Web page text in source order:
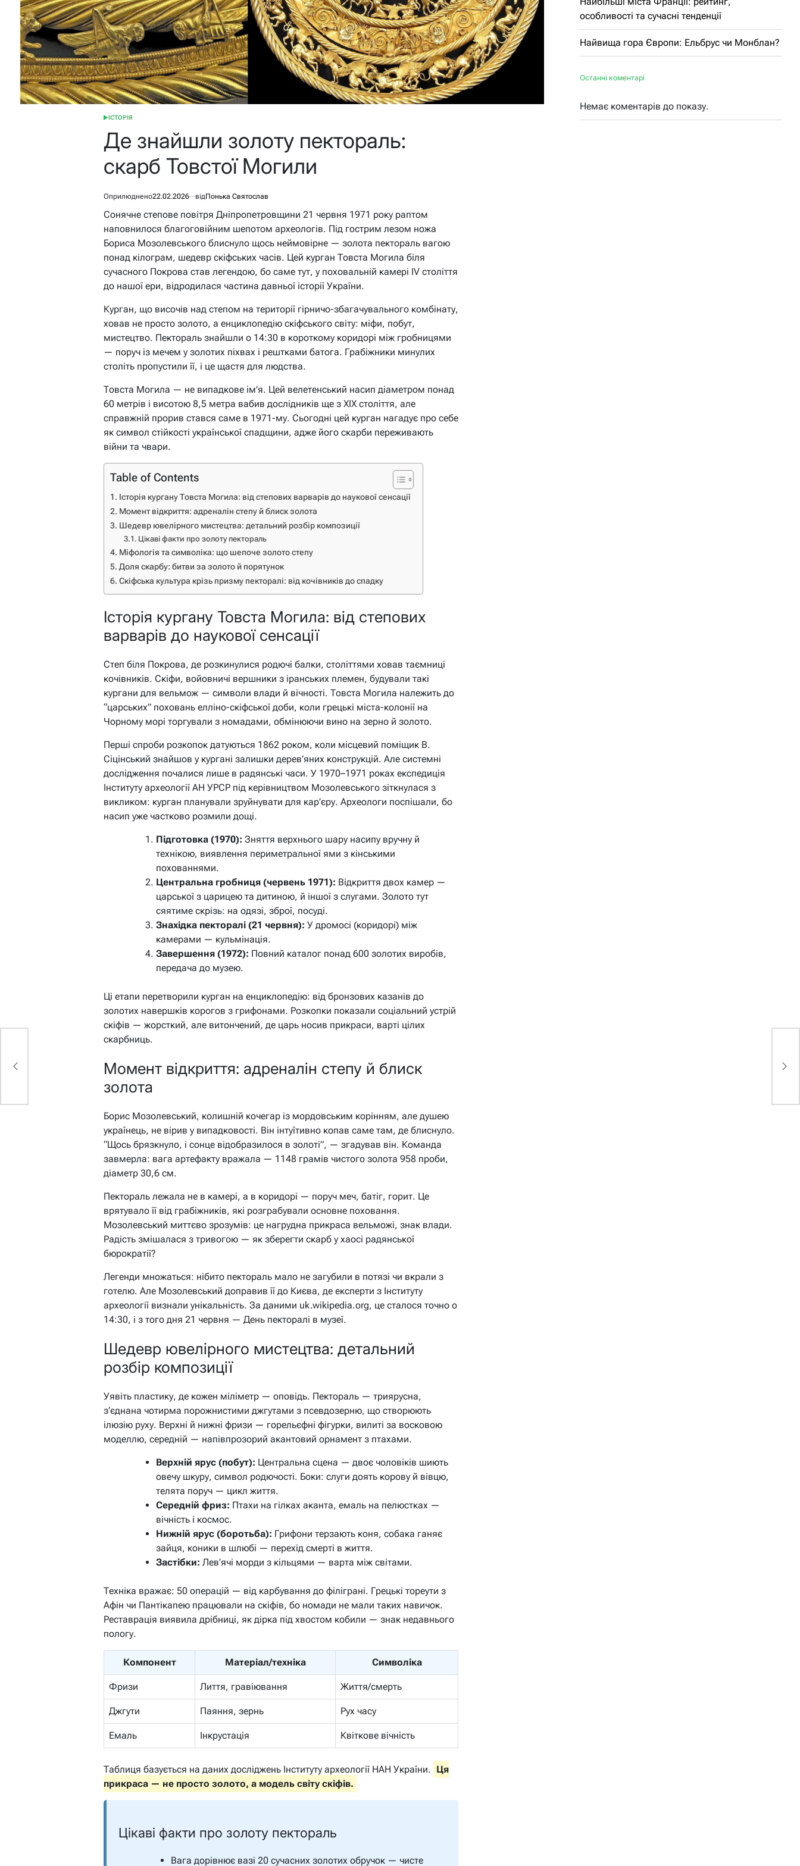
ОПУБЛІКУВАТИ
ІСТОРІЯ
Де знайшли золоту пектораль:
скарб Товстої Могили
Оприлюднено22.02.2026 відПонька Святослав
Сонячне степове повітря Дніпропетровщини 21 червня 1971 року раптом
наповнилося благоговійним шепотом археологів. Під гострим лезом ножа
Бориса Мозолевського блиснуло щось неймовірне — золота пектораль вагою
понад кілограм, шедевр скіфських часів. Цей курган Товста Могила біля
сучасного Покрова став легендою, бо саме тут, у поховальній камері IV століття
до нашої ери, відродилася частина давньої історії України.
Курган, що височів над степом на території гірничо-збагачувального комбінату,
ховав не просто золото, а енциклопедію скіфського світу: міфи, побут,
мистецтво. Пектораль знайшли о 14:30 в короткому коридорі між гробницями
— поруч із мечем у золотих піхвах і рештками батога. Грабіжники минулих
століть пропустили її, і це щастя для людства.
Товста Могила — не випадкове ім’я. Цей велетенський насип діаметром понад
60 метрів і висотою 8,5 метра вабив дослідників ще з XIX століття, але
справжній прорив стався саме в 1971-му. Сьогодні цей курган нагадує про себе
як символ стійкості української спадщини, адже його скарби переживають
війни та чвари.
Table of Contents
Історія кургану Товста Могила: від степових варварів до наукової сенсації
Момент відкриття: адреналін степу й блиск золота
Шедевр ювелірного мистецтва: детальний розбір композиції
Цікаві факти про золоту пектораль
Міфологія та символіка: що шепоче золото степу
Доля скарбу: битви за золото й порятунок
Скіфська культура крізь призму пекторалі: від кочівників до спадку
Історія кургану Товста Могила: від степових
варварів до наукової сенсації
Степ біля Покрова, де розкинулися родючі балки, століттями ховав таємниці
кочівників. Скіфи, войовничі вершники з іранських племен, будували такі
кургани для вельмож — символи влади й вічності. Товста Могила належить до
“царських” поховань елліно-скіфської доби, коли грецькі міста-колонії на
Чорному морі торгували з номадами, обмінюючи вино на зерно й золото.
Перші спроби розкопок датуються 1862 роком, коли місцевий поміщик В.
Сіцінський знайшов у кургані залишки дерев’яних конструкцій. Але системні
дослідження почалися лише в радянські часи. У 1970–1971 роках експедиція
Інституту археології АН УРСР під керівництвом Мозолевського зіткнулася з
викликом: курган планували зруйнувати для кар’єру. Археологи поспішали, бо
насип уже частково розмили дощі.
Підготовка (1970): Зняття верхнього шару насипу вручну й
технікою, виявлення периметральної ями з кінськими
похованнями.
Центральна гробниця (червень 1971): Відкриття двох камер —
царської з царицею та дитиною, й іншої з слугами. Золото тут
сяятиме скрізь: на одязі, зброї, посуді.
Знахідка пекторалі (21 червня): У дромосі (коридорі) між
камерами — кульмінація.
Завершення (1972): Повний каталог понад 600 золотих виробів,
передача до музею.
Ці етапи перетворили курган на енциклопедію: від бронзових казанів до
золотих навершків корогов з грифонами. Розкопки показали соціальний устрій
скіфів — жорсткий, але витончений, де царь носив прикраси, варті цілих
скарбниць.
Момент відкриття: адреналін степу й блиск
золота
Борис Мозолевський, колишній кочегар із мордовським корінням, але душею
українець, не вірив у випадковості. Він інтуїтивно копав саме там, де блиснуло.
“Щось брязкнуло, і сонце відобразилося в золоті”, — згадував він. Команда
завмерла: вага артефакту вражала — 1148 грамів чистого золота 958 проби,
діаметр 30,6 см.
Пектораль лежала не в камері, а в коридорі — поруч меч, батіг, горит. Це
врятувало її від грабіжників, які розграбували основне поховання.
Мозолевський миттєво зрозумів: це нагрудна прикраса вельможі, знак влади.
Радість змішалася з тривогою — як зберегти скарб у хаосі радянської
бюрократії?
Легенди множаться: нібито пектораль мало не загубили в потязі чи вкрали з
готелю. Але Мозолевський доправив її до Києва, де експерти з Інституту
археології визнали унікальність. За даними uk.wikipedia.org, це сталося точно о
14:30, і з того дня 21 червня — День пекторалі в музеї.
Шедевр ювелірного мистецтва: детальний
розбір композиції
Уявіть пластику, де кожен міліметр — оповідь. Пектораль — триярусна,
з’єднана чотирма порожнистими джгутами з псевдозерню, що створюють
ілюзію руху. Верхні й нижні фризи — горельєфні фігурки, вилиті за восковою
моделлю, середній — напівпрозорий акантовий орнамент з птахами.
Верхній ярус (побут): Центральна сцена — двоє чоловіків шиють
овечу шкуру, символ родючості. Боки: слуги доять корову й вівцю,
телята поруч — цикл життя.
Середній фриз: Птахи на гілках аканта, емаль на пелюстках —
вічність і космос.
Нижній ярус (боротьба): Грифони терзають коня, собака ганяє
зайця, коники в шлюбі — перехід смерті в життя.
Застібки: Лев’ячі морди з кільцями — варта між світами.
Техніка вражає: 50 операцій — від карбування до філіграні. Грецькі тореути з
Афін чи Пантікапею працювали на скіфів, бо номади не мали таких навичок.
Реставрація виявила дрібниці, як дірка під хвостом кобили — знак недавнього
пологу.
Компонент Матеріал/техніка Символіка
Фризи Лиття, гравіювання Життя/смерть
Джгути Паяння, зернь Рух часу
Емаль Інкрустація Квіткове вічність
Таблиця базується на даних досліджень Інституту археології НАН України. Ця
прикраса — не просто золото, а модель світу скіфів.
Цікаві факти про золоту пектораль
Вага дорівнює вазі 20 сучасних золотих обручок — чисте
особливості та сучасні тенденції
Найвища гора Європи: Ельбрус чи Монблан?
Останні коментарі
Немає коментарів до показу.